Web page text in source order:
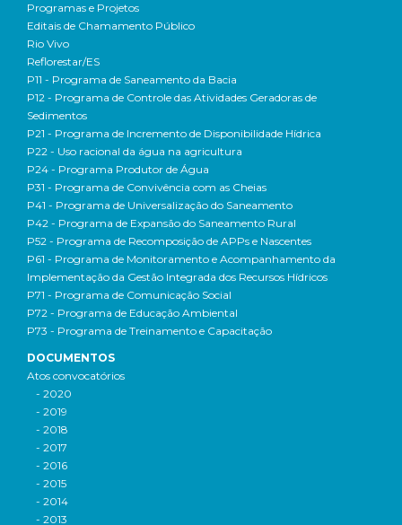
Programas e Projetos
Editais de Chamamento Público
Rio Vivo
Reflorestar/ES
P11 - Programa de Saneamento da Bacia
P12 - Programa de Controle das Atividades Geradoras de
Sedimentos
P21 - Programa de Incremento de Disponibilidade Hídrica
P22 - Uso racional da água na agricultura
P24 - Programa Produtor de Água
P31 - Programa de Convivência com as Cheias
P41 - Programa de Universalização do Saneamento
P42 - Programa de Expansão do Saneamento Rural
P52 - Programa de Recomposição de APPs e Nascentes
P61 - Programa de Monitoramento e Acompanhamento da
Implementação da Gestão Integrada dos Recursos Hídricos
P71 - Programa de Comunicação Social
P72 - Programa de Educação Ambiental
P73 - Programa de Treinamento e Capacitação
DOCUMENTOS
Atos convocatórios
- 2020
- 2019
- 2018
- 2017
- 2016
- 2015
- 2014
- 2013